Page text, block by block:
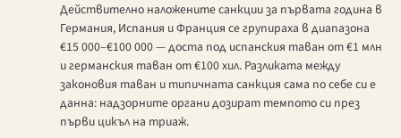
Действително наложените санкции за първата година в
Германия, Испания и Франция се групираха в диапазона
€15 000–€100 000 — доста под испанския таван от €1 млн
и германския таван от €100 хил. Разликата между
законовия таван и типичната санкция сама по себе си е
данна: надзорните органи дозират темпото си през
първи цикъл на триаж.